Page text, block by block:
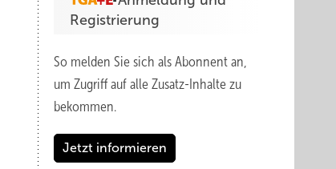
Registrierung
So melden Sie sich als Abonnent an,
um Zugriff auf alle Zusatz-Inhalte zu
bekommen.
Jetzt informieren